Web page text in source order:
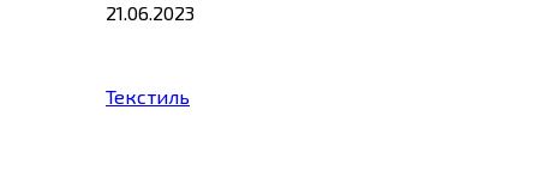
21.06.2023
Текстиль